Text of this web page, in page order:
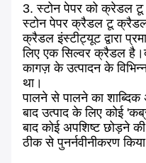
3. स्टोन पेपर को क्रेडल टू
स्टोन पेपर क्रैडल टू
क्रैडल इंस्टीट्यूट द्वारा
लिए एक सिल्वर क्रैडल
कागज़ के उत्पादन के
था।
पालने से पालने का
बाद उत्पाद के लिए कोई
बाद कोई अपशिष्ट छोड़ने
ठीक से पुनर्नवीनीकरण